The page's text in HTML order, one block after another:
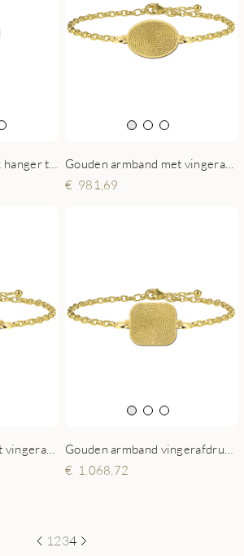
Gouden armband met vingerafdruk ovaal
981,69
Gouden armband met vingerafdruk rechthoek
1.068,72
1 234